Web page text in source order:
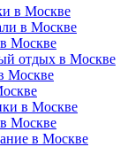
в Москве
в Москве
Москве
отдых в Москве
Москве
в Москве
Москве
в Москве